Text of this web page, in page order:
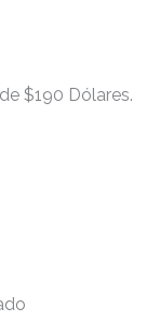
$190 Dólares.